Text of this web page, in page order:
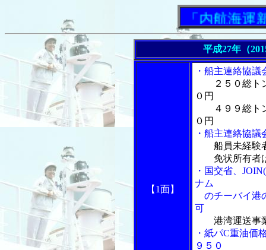
「内航海運新聞
平成27年（
【1面】
・船主連絡協
２５０総ト
０円
４９９総トン
０円
・船主連絡協
船員未経験
免状所有者は
・国交省、
ナム
のチーバイ港
可
港湾運送事
・紙パC重油価
９５０